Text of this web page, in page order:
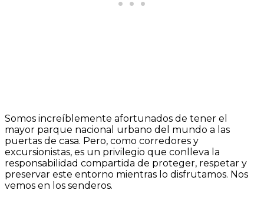
Somos increíblemente afortunados de tener el
mayor parque nacional urbano del mundo a las
puertas de casa. Pero, como corredores y
excursionistas, es un privilegio que conlleva la
responsabilidad compartida de proteger, respetar y
preservar este entorno mientras lo disfrutamos. Nos
vemos en los senderos.